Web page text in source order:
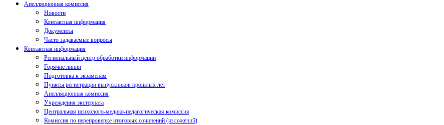
Апелляционная комиссия
Новости
Контактная информация
Документы
Часто задаваемые вопросы
Контактная информация
Региональный центр обработки информации
Горячие линии
Подготовка к экзаменам
Пункты регистрации выпускников прошлых лет
Апелляционная комиссия
Учреждения экстерната
Центральная психолого-медико-педагогическая комиссия
Комиссия по перепроверке итоговых сочинений (изложений)